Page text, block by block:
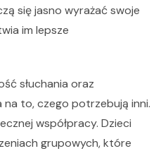
się jasno wyrażać swoje
im lepsze
słuchania oraz
to, czego potrzebują inni.
współpracy. Dzieci
grupowych, które